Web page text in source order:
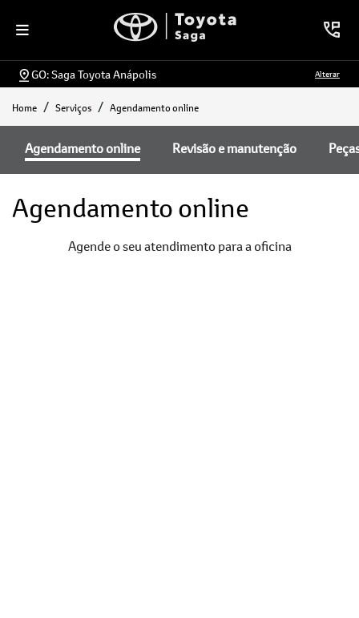
GO: Saga Toyota Anápolis Alterar
Home Serviços Agendamento online
Agendamento online Revisão e manutenção
Agendamento online
Agende o seu atendimento para a oficina